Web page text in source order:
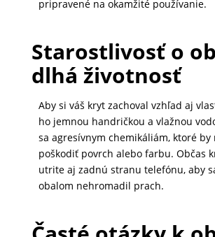
pripravené na okamžité používanie.
Starostlivosť o
dlhá životnosť
Aby si váš kryt zachoval vzhľad aj
ho jemnou handričkou a vlažnou
sa agresívnym chemikáliám, ktoré by
poškodiť povrch alebo farbu. Občas
utrite aj zadnú stranu telefónu, aby
obalom nehromadil prach.